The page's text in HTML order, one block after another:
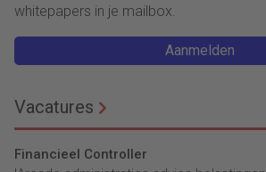
whitepapers in je mailbox.
Aanmelden
Vacatures
Financieel Controller